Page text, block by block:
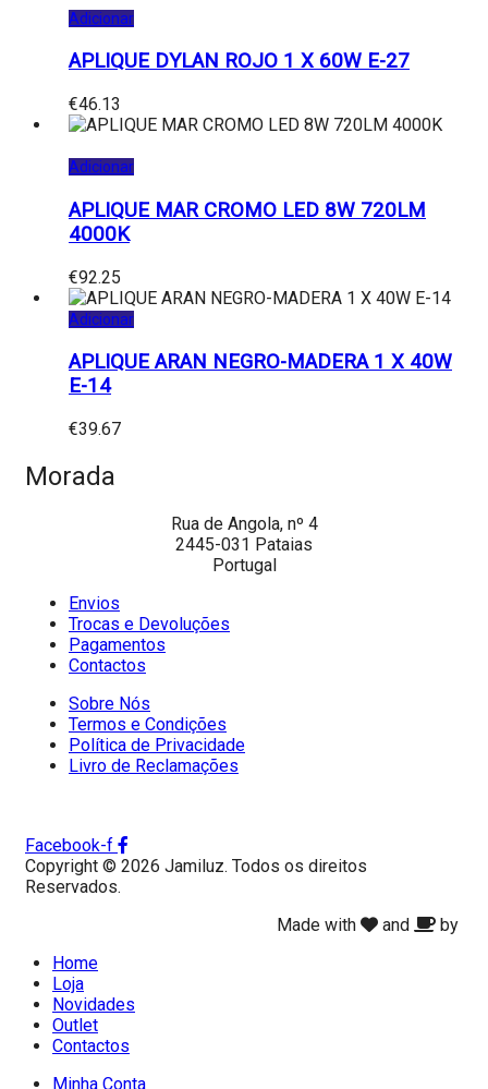
Adicionar
APLIQUE DYLAN ROJO 1 X 60W E-27
€46.13
Adicionar
APLIQUE MAR CROMO LED 8W 720LM
4000K
€92.25
Adicionar
APLIQUE ARAN NEGRO-MADERA 1 X 40W
E-14
€39.67
Morada
Rua de Angola, nº 4
2445-031 Pataias
Portugal
Envios
Trocas e Devoluções
Pagamentos
Contactos
Sobre Nós
Termos e Condições
Política de Privacidade
Livro de Reclamações
Facebook-f
Copyright © 2026 Jamiluz. Todos os direitos
Reservados.
Made with
and
by
Home
Loja
Novidades
Outlet
Contactos
Minha Conta